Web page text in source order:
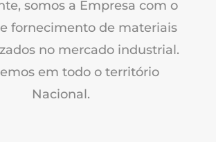
somos a Empresa com o
fornecimento de materiais
no mercado industrial.
em todo o território
Nacional.